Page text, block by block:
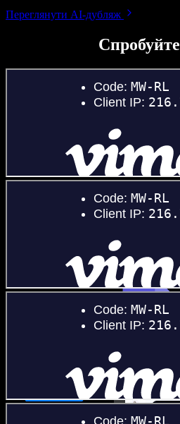
Переглянути AI-дубляж
Ось лише невелика
можливостей, які ви
Speechify Studio.
Створюйте озвучення, додавайте
зображення, музику, відео,
це в цілісні, захопливі аудіо- та
Без складного навчання й прямо з
звільняються від традиційних
Запустити Studio